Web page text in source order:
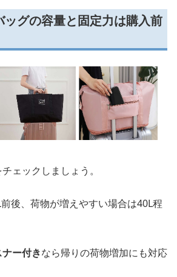
ッグの容量と固定力は購入前
チェックしましょう。
後、荷物が増えやすい場合は40L程
ー付きなら帰りの荷物増加にも対応